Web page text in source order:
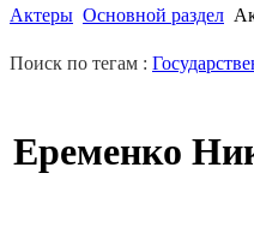
Актеры Основной раздел
Поиск по тегам :
Еременко